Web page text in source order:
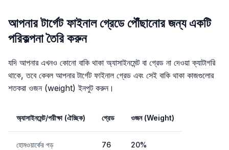
আপনার টার্গেট ফাইনাল গ্রেডে পৌঁছানোর জন্য একটি
পরিকল্পনা তৈরি করুন
যদি আপনার এখনও কোনো বাকি থাকা অ্যাসাইনমেন্ট বা গ্রেড না দেওয়া ক্যাটাগরি
থাকে, তবে কেবল আপনার টার্গেট ফাইনাল গ্রেড এবং সেই বাকি থাকা কাজগুলোর
শতকরা ওজন (weight) ইনপুট করুন।
অ্যাসাইনমেন্ট/পরীক্ষা (ঐচ্ছিক) গ্রেড ওজন (Weight)
হোমওয়ার্কের গড় 76 20%